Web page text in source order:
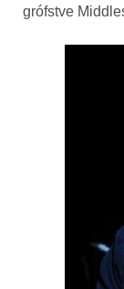
grófstve